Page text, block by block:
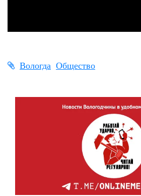
Вологда Общество